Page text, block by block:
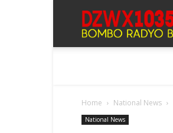
Home National News
National News